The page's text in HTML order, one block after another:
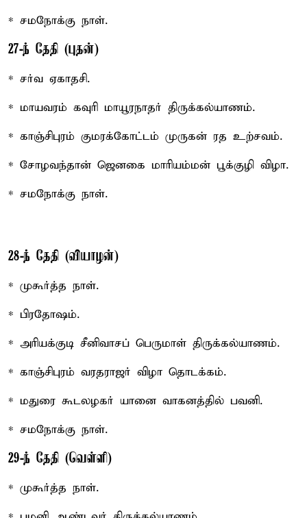
* சமநோக்கு நாள்.
27-ந் தேதி (புதன்)
* சர்வ ஏகாதசி.
* மாயவரம் கவுரி மாயூரநாதர் திருக்கல்யாணம்.
* காஞ்சிபுரம் குமரக்கோட்டம் முருகன் ரத உற்சவம்.
* சோழவந்தான் ஜெனகை மாரியம்மன் பூக்குழி விழா.
* சமநோக்கு நாள்.
28-ந் தேதி (வியாழன்)
* முகூர்த்த நாள்.
* பிரதோஷம்.
* அரியக்குடி சீனிவாசப் பெருமாள் திருக்கல்யாணம்.
* காஞ்சிபுரம் வரதராஜர் விழா தொடக்கம்.
* மதுரை கூடலழகர் யானை வாகனத்தில் பவனி.
* சமநோக்கு நாள்.
29-ந் தேதி (வெள்ளி)
* முகூர்த்த நாள்.